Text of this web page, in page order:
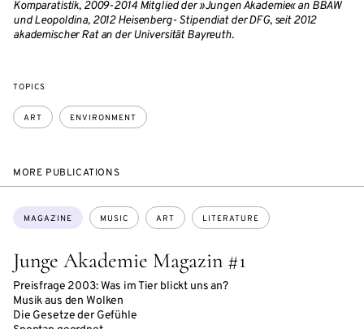
Komparatistik, 2009-2014 Mitglied der »Jungen Akademie« an BBAW
und Leopoldina, 2012 Heisenberg- Stipendiat der DFG, seit 2012
akademischer Rat an der Universität Bayreuth.
TOPICS
ART ENVIRONMENT
MORE PUBLICATIONS
Junge Akademie Magazin #1
Preisfrage 2003: Was im Tier blickt uns an?
Musik aus den Wolken
Die Gesetze der Gefühle
Topics:
MAGAZINE MUSIC ART LITERATURE